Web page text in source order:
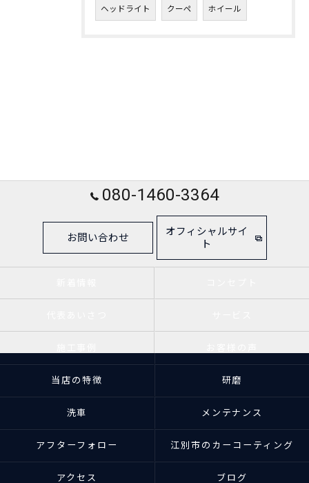
ヘッドライト クーペ ホイール
080-1460-3364
お問い合わせ
オフィシャルサイ
ト
当店の特徴 研磨
洗車 メンテナンス
アフターフォロー 江別市のカーコーティング
アクセス ブログ